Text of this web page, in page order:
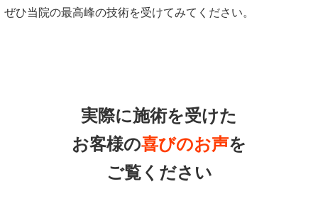
ぜひ当院の最高峰の技術を受けてみてください。
実際に施術を受けた
お客様の喜びのお声を
ご覧ください